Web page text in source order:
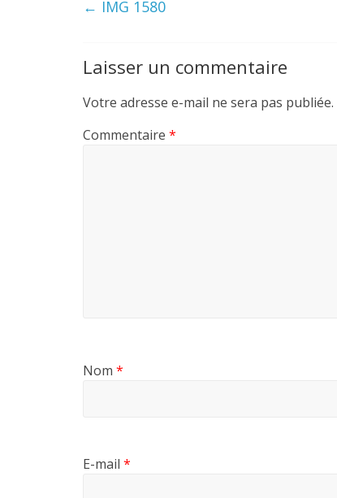
← IMG 1580
Laisser un commentaire
Votre adresse e-mail ne sera pas publiée.
Commentaire *
Nom *
E-mail *